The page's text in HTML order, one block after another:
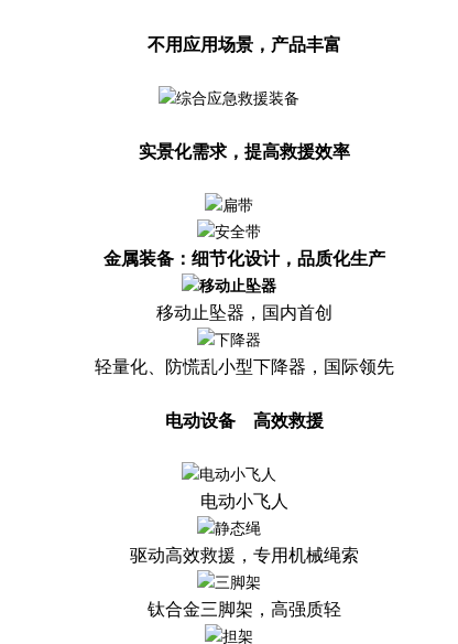
不用应用场景，产品丰富
实景化需求，提高救援效率
金属装备：细节化设计，品质化生产
移动止坠器，国内首创
轻量化、防慌乱小型下降器，国际领先
电动设备 高效救援
电动小飞人
驱动高效救援，专用机械绳索
钛合金三脚架，高强质轻